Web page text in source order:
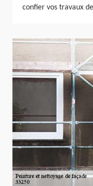
confier vos travaux